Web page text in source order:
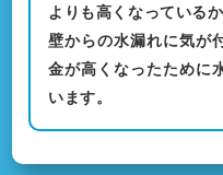
よりも高くなっている
壁からの水漏れに気が
金が高くなったために
います。